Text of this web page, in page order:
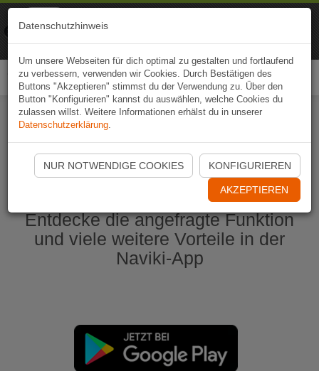
Naviki App jetzt öffnen
Entdecke die angefragte Funktion
und viele weitere Vorteile in der
Naviki-App
Datenschutzhinweis
Um unsere Webseiten für dich optimal zu gestalten und fortlaufend
zu verbessern, verwenden wir Cookies. Durch Bestätigen des
Buttons "Akzeptieren" stimmst du der Verwendung zu. Über den
Button "Konfigurieren" kannst du auswählen, welche Cookies du
zulassen willst. Weitere Informationen erhälst du in unserer
Datenschutzerklärung.
NUR NOTWENDIGE COOKIES KONFIGURIEREN
AKZEPTIEREN
Naviki